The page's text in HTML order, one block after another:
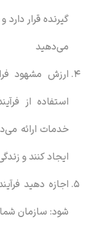
گیرنده قرار
می‌دهید
ارزش مشهود
استفاده از
خدمات ارائه
ایجاد کنند و
اجازه دهید
شود: سازمان شما